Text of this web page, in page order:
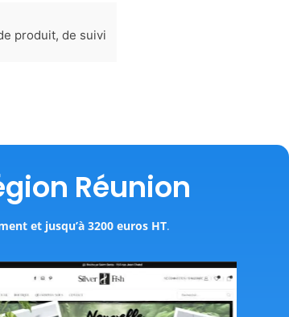
produit, de suivi
Réunion
et jusqu’à 3200 euros HT.